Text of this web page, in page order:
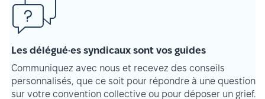
Les délégué·es syndicaux sont vos guides
Communiquez avec nous et recevez des conseils
personnalisés, que ce soit pour répondre à une question
sur votre convention collective ou pour déposer un grief.